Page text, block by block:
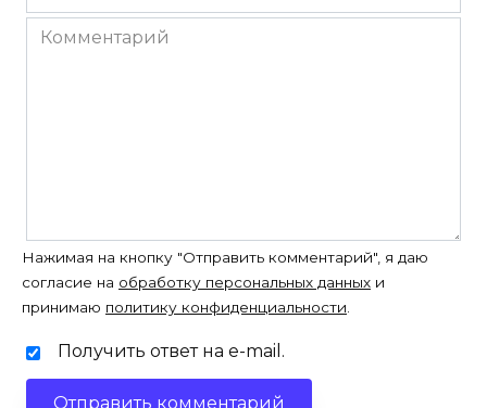
*
Комментарий
Нажимая на кнопку "Отправить комментарий", я даю
согласие на обработку персональных данных и
принимаю политику конфиденциальности.
Получить ответ на e-mail.